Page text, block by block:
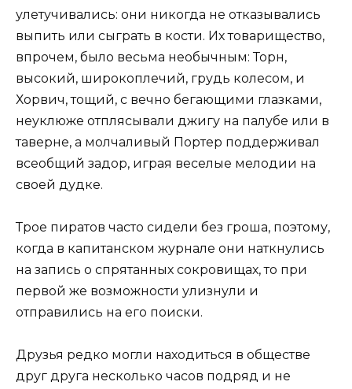
улетучивались: они никогда не отказывались
выпить или сыграть в кости. Их товарищество,
впрочем, было весьма необычным: Торн,
высокий, широкоплечий, грудь колесом, и
Хорвич, тощий, с вечно бегающими глазками,
неуклюже отплясывали джигу на палубе или в
таверне, а молчаливый Портер поддерживал
всеобщий задор, играя веселые мелодии на
своей дудке.
Трое пиратов часто сидели без гроша, поэтому,
когда в капитанском журнале они наткнулись
на запись о спрятанных сокровищах, то при
первой же возможности улизнули и
отправились на его поиски.
Друзья редко могли находиться в обществе
друг друга несколько часов подряд и не